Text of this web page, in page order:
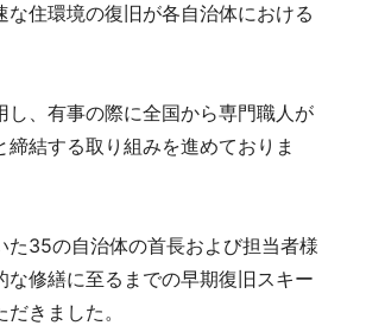
住環境の復旧が各自治体における
、有事の際に全国から専門職人が
結する取り組みを進めておりま
35の自治体の首長および担当者様
修繕に至るまでの早期復旧スキー
きました。